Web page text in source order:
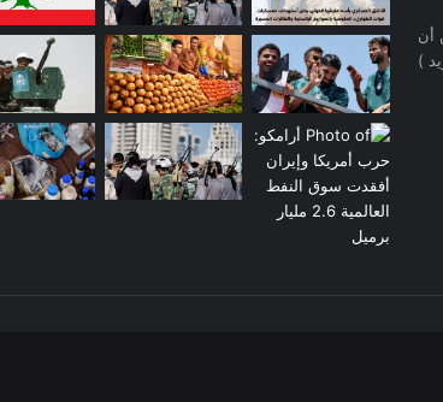
أن
)